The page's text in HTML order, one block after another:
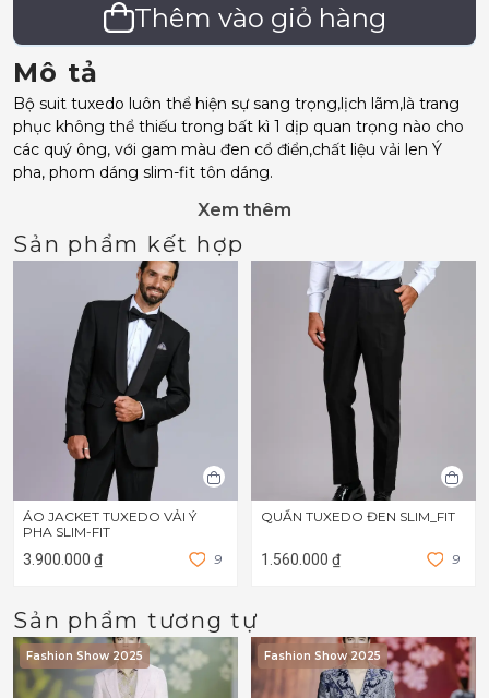
Thêm vào giỏ hàng
Mô tả
Bộ suit tuxedo luôn thể hiện sự sang trọng,lịch lãm,là trang
phục không thể thiếu trong bất kì 1 dịp quan trọng nào cho
các quý ông, với gam màu đen cổ điển,chất liệu vải len Ý
pha, phom dáng slim-fit tôn dáng.
Xem thêm
Sản phẩm kết hợp
ÁO JACKET TUXEDO VẢI Ý
PHA SLIM-FIT
3.900.000 ₫ 9
QUẦN TUXEDO ĐEN SLIM_FIT
1.560.000 ₫ 9
Sản phẩm tương tự
Fashion Show 2025 Fashion Show 2025